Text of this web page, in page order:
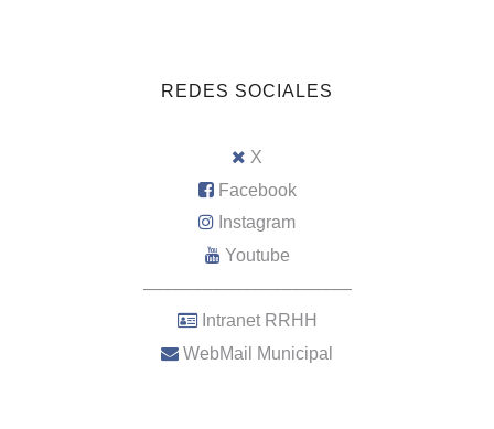
REDES SOCIALES
X
Facebook
Instagram
Youtube
–––––––––––––––––––––
Intranet RRHH
WebMail Municipal